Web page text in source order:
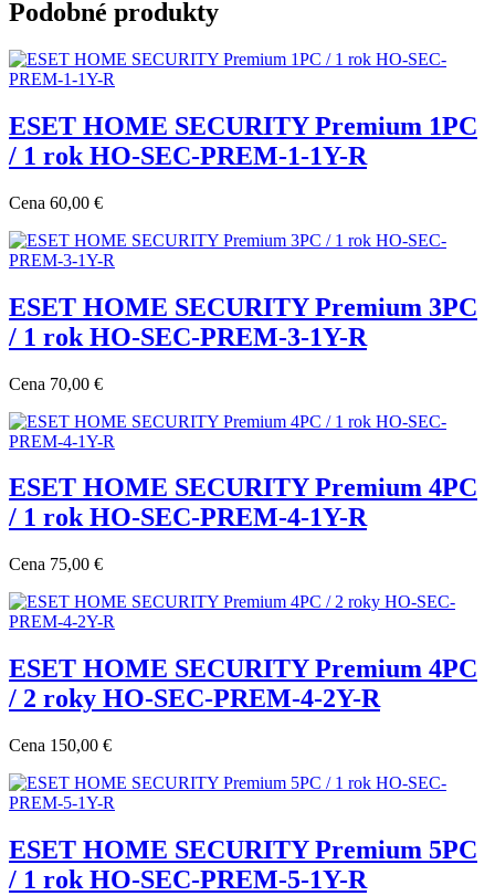
Podobné produkty
ESET HOME SECURITY Premium 1PC
/ 1 rok HO-SEC-PREM-1-1Y-R
Cena 60,00 €
ESET HOME SECURITY Premium 3PC
/ 1 rok HO-SEC-PREM-3-1Y-R
Cena 70,00 €
ESET HOME SECURITY Premium 4PC
/ 1 rok HO-SEC-PREM-4-1Y-R
Cena 75,00 €
ESET HOME SECURITY Premium 4PC
/ 2 roky HO-SEC-PREM-4-2Y-R
Cena 150,00 €
ESET HOME SECURITY Premium 5PC
/ 1 rok HO-SEC-PREM-5-1Y-R